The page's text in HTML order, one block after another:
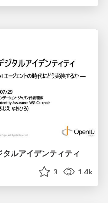
ルアイデンティティ
3 1.4k